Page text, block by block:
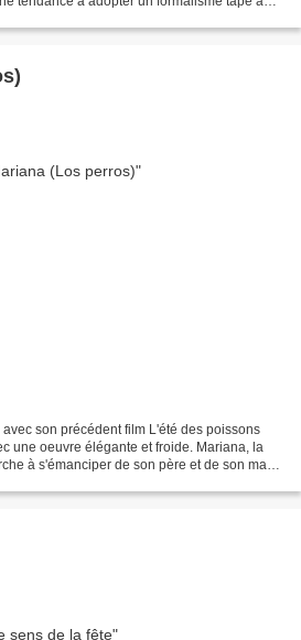
son précédent film L'été des poissons
une oeuvre élégante et froide. Mariana, la
à s'émanciper de son père et de son mari.